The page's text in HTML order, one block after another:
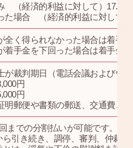
（経済的利益に対して）17.6％
た場合 （経済的利益に対して
全く得られなかった場合は着手
着手金を下回った場合は着手金
が裁判期日（電話会議およびウ
円
円
明郵便や書類の郵送、交通費、
までの分割払いが可能です。
引き続き、調停、審判、仲裁